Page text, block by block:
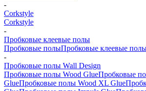
-
Corkstyle
Corkstyle
-
Пробковые клеевые полы
Пробковые полыПробковые клеевые
-
Пробковые полы Wall Design
Пробковые полы Wood GlueПробковые
GlueПробковые полы Wood XL Glue